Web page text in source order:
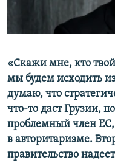
«Скажи мне, кто
мы будем исходить
думаю, что
что-то даст Грузии,
проблемный член ЕС,
в авторитаризме.
правительство